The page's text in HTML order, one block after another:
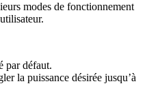
modes de fonctionnement
par défaut.
la puissance désirée jusqu’à